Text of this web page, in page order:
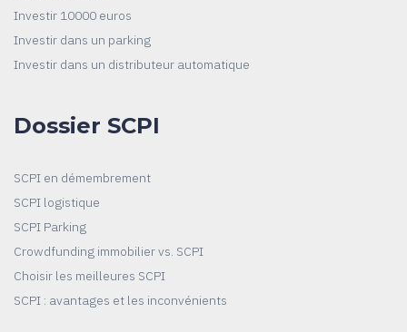
Investir 10000 euros
Investir dans un parking
Investir dans un distributeur automatique
Dossier SCPI
SCPI en démembrement
SCPI logistique
SCPI Parking
Crowdfunding immobilier vs. SCPI
Choisir les meilleures SCPI
SCPI : avantages et les inconvénients